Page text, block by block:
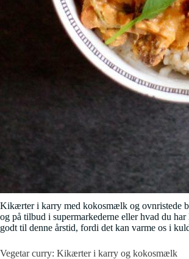
Kikærter i karry med kokosmælk og ovnristede
og på tilbud i supermarkederne eller hvad du
godt til denne årstid, fordi det kan varme os i
Vegetar curry: Kikærter i karry og kokosmælk